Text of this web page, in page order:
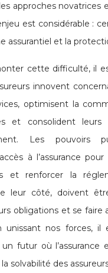
approches novatrices
est considérable :
assurantiel et la
cette difficulté, il
innovent
optimisent la
et consolident leurs
Les pouvoirs
à l’assurance
et renforcer la
leur côté, doivent
obligations et se faire
unissant nos forces, il
futur où l’assurance
solvabilité des